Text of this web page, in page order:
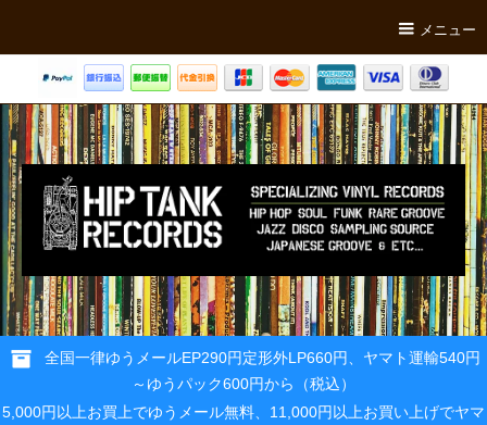
メニュー
全国一律ゆうメールEP290円定形外LP660円、ヤマト運輸540円
～ゆうパック600円から（税込）
5,000円以上お買上でゆうメール無料、11,000円以上お買い上げでヤマ